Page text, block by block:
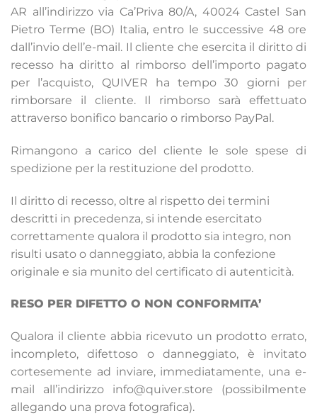
AR all’indirizzo via Ca’Priva 80/A, 40024 Castel San
Pietro Terme (BO) Italia, entro le successive 48 ore
dall’invio dell’e-mail. Il cliente che esercita il diritto di
recesso ha diritto al rimborso dell’importo pagato
per l’acquisto, QUIVER ha tempo 30 giorni per
rimborsare il cliente. Il rimborso sarà effettuato
attraverso bonifico bancario o rimborso PayPal.
Rimangono a carico del cliente le sole spese di
spedizione per la restituzione del prodotto.
Il diritto di recesso, oltre al rispetto dei termini
descritti in precedenza, si intende esercitato
correttamente qualora il prodotto sia integro, non
risulti usato o danneggiato, abbia la confezione
originale e sia munito del certificato di autenticità.
RESO PER DIFETTO O NON CONFORMITA’
Qualora il cliente abbia ricevuto un prodotto errato,
incompleto, difettoso o danneggiato, è invitato
cortesemente ad inviare, immediatamente, una e-
mail all’indirizzo info@quiver.store (possibilmente
allegando una prova fotografica).